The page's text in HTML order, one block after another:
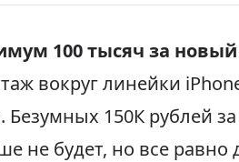
100 тысяч за новый
вокруг линейки
Безумных 150К рублей
не будет, но все